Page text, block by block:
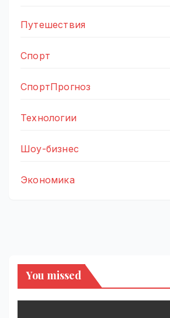
Путешествия
Спорт
СпортПрогноз
Технологии
Шоу-бизнес
Экономика
You missed